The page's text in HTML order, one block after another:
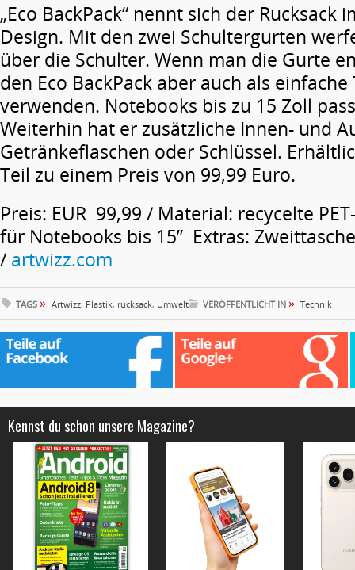
„Eco BackPack“ nennt sich der Rucksack
Design. Mit den zwei Schultergurten
über die Schulter. Wenn man die Gurte
den Eco BackPack aber auch als
verwenden. Notebooks bis zu 15 Zoll
Weiterhin hat er zusätzliche Innen- und
Getränkeflaschen oder Schlüssel.
Teil zu einem Preis von 99,99 Euro.
Preis: EUR 99,99 / Material: recycelte
für Notebooks bis 15” Extras:
/ artwizz.com
TAGS » Artwizz, Plastik, rucksack, Umwelt VERÖFFENTLICHT IN » Technik
Kennst du schon unsere Magazine?